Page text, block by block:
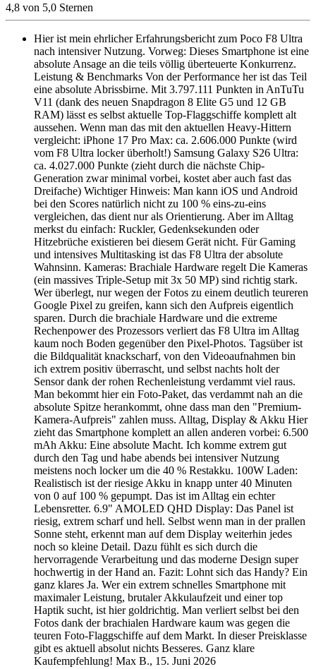
4,8 von 5,0 Sternen
Hier ist mein ehrlicher Erfahrungsbericht zum Poco F8 Ultra
nach intensiver Nutzung. Vorweg: Dieses Smartphone ist eine
absolute Ansage an die teils völlig überteuerte Konkurrenz.
Leistung & Benchmarks Von der Performance her ist das Teil
eine absolute Abrissbirne. Mit 3.797.111 Punkten in AnTuTu
V11 (dank des neuen Snapdragon 8 Elite G5 und 12 GB
RAM) lässt es selbst aktuelle Top-Flaggschiffe komplett alt
aussehen. Wenn man das mit den aktuellen Heavy-Hittern
vergleicht: iPhone 17 Pro Max: ca. 2.606.000 Punkte (wird
vom F8 Ultra locker überholt!) Samsung Galaxy S26 Ultra:
ca. 4.027.000 Punkte (zieht durch die nächste Chip-
Generation zwar minimal vorbei, kostet aber auch fast das
Dreifache) Wichtiger Hinweis: Man kann iOS und Android
bei den Scores natürlich nicht zu 100 % eins-zu-eins
vergleichen, das dient nur als Orientierung. Aber im Alltag
merkst du einfach: Ruckler, Gedenksekunden oder
Hitzebrüche existieren bei diesem Gerät nicht. Für Gaming
und intensives Multitasking ist das F8 Ultra der absolute
Wahnsinn. Kameras: Brachiale Hardware regelt Die Kameras
(ein massives Triple-Setup mit 3x 50 MP) sind richtig stark.
Wer überlegt, nur wegen der Fotos zu einem deutlich teureren
Google Pixel zu greifen, kann sich den Aufpreis eigentlich
sparen. Durch die brachiale Hardware und die extreme
Rechenpower des Prozessors verliert das F8 Ultra im Alltag
kaum noch Boden gegenüber den Pixel-Photos. Tagsüber ist
die Bildqualität knackscharf, von den Videoaufnahmen bin
ich extrem positiv überrascht, und selbst nachts holt der
Sensor dank der rohen Rechenleistung verdammt viel raus.
Man bekommt hier ein Foto-Paket, das verdammt nah an die
absolute Spitze herankommt, ohne dass man den "Premium-
Kamera-Aufpreis" zahlen muss. Alltag, Display & Akku Hier
zieht das Smartphone komplett an allen anderen vorbei: 6.500
mAh Akku: Eine absolute Macht. Ich komme extrem gut
durch den Tag und habe abends bei intensiver Nutzung
meistens noch locker um die 40 % Restakku. 100W Laden:
Realistisch ist der riesige Akku in knapp unter 40 Minuten
von 0 auf 100 % gepumpt. Das ist im Alltag ein echter
Lebensretter. 6.9" AMOLED QHD Display: Das Panel ist
riesig, extrem scharf und hell. Selbst wenn man in der prallen
Sonne steht, erkennt man auf dem Display weiterhin jedes
noch so kleine Detail. Dazu fühlt es sich durch die
hervorragende Verarbeitung und das moderne Design super
hochwertig in der Hand an. Fazit: Lohnt sich das Handy? Ein
ganz klares Ja. Wer ein extrem schnelles Smartphone mit
maximaler Leistung, brutaler Akkulaufzeit und einer top
Haptik sucht, ist hier goldrichtig. Man verliert selbst bei den
Fotos dank der brachialen Hardware kaum was gegen die
teuren Foto-Flaggschiffe auf dem Markt. In dieser Preisklasse
gibt es aktuell absolut nichts Besseres. Ganz klare
Kaufempfehlung! Max B., 15. Juni 2026